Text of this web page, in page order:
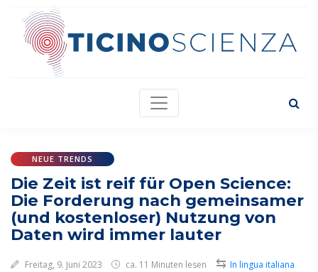
NEUE TRENDS
Die Zeit ist reif für Open Science:
Die Forderung nach gemeinsamer
(und kostenloser) Nutzung von
Daten wird immer lauter
Freitag, 9. Juni 2023 ca. 11 Minuten lesen ⇆ In lingua italiana